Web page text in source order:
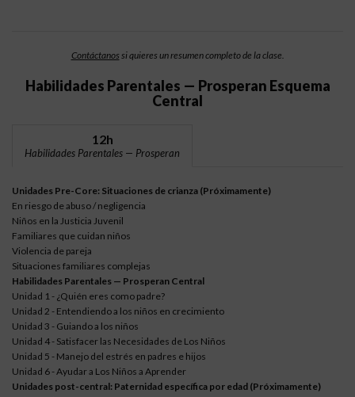
Contáctanos si quieres un resumen completo de la clase.
Habilidades Parentales — Prosperan Esquema
Central
12h
Habilidades Parentales — Prosperan
Unidades Pre-Core: Situaciones de crianza (Próximamente)
En riesgo de abuso / negligencia
Niños en la Justicia Juvenil
Familiares que cuidan niños
Violencia de pareja
Situaciones familiares complejas
Habilidades Parentales — Prosperan Central
Unidad 1 - ¿Quién eres como padre?
Unidad 2 - Entendiendo a los niños en crecimiento
Unidad 3 - Guiando a los niños
Unidad 4 - Satisfacer las Necesidades de Los Niños
Unidad 5 - Manejo del estrés en padres e hijos
Unidad 6 - Ayudar a Los Niños a Aprender
Unidades post-central: Paternidad específica por edad (Próximamente)